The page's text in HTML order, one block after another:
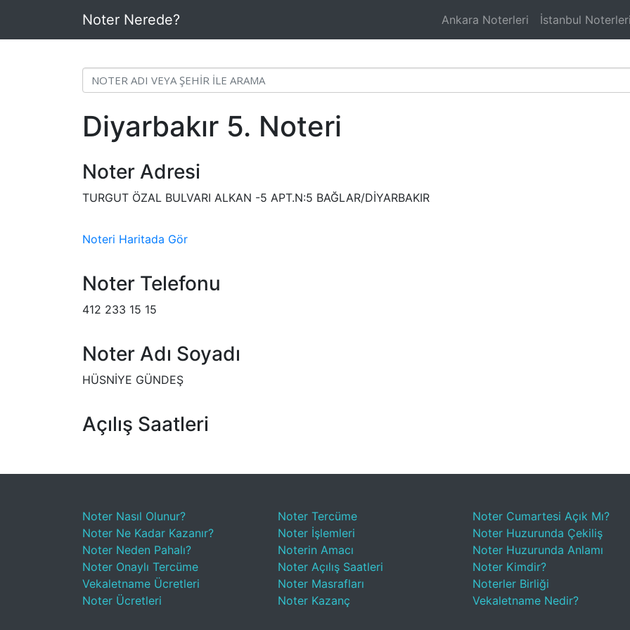
Noter Nerede? Ankara Noterleri İstanbul Noterleri
Diyarbakır 5. Noteri
Noter Adresi
TURGUT ÖZAL BULVARI ALKAN -5 APT.N:5 BAĞLAR/DİYARBAKIR
Noteri Haritada Gör
Noter Telefonu
412 233 15 15
Noter Adı Soyadı
HÜSNİYE GÜNDEŞ
Açılış Saatleri
Noter Nasıl Olunur?
Noter Ne Kadar Kazanır?
Noter Neden Pahalı?
Noter Onaylı Tercüme
Vekaletname Ücretleri
Noter Ücretleri
Noter Tercüme
Noter İşlemleri
Noterin Amacı
Noter Açılış Saatleri
Noter Masrafları
Noter Kazanç
Noter Cumartesi Açık Mı?
Noter Huzurunda Çekiliş
Noter Huzurunda Anlamı
Noter Kimdir?
Noterler Birliği
Vekaletname Nedir?